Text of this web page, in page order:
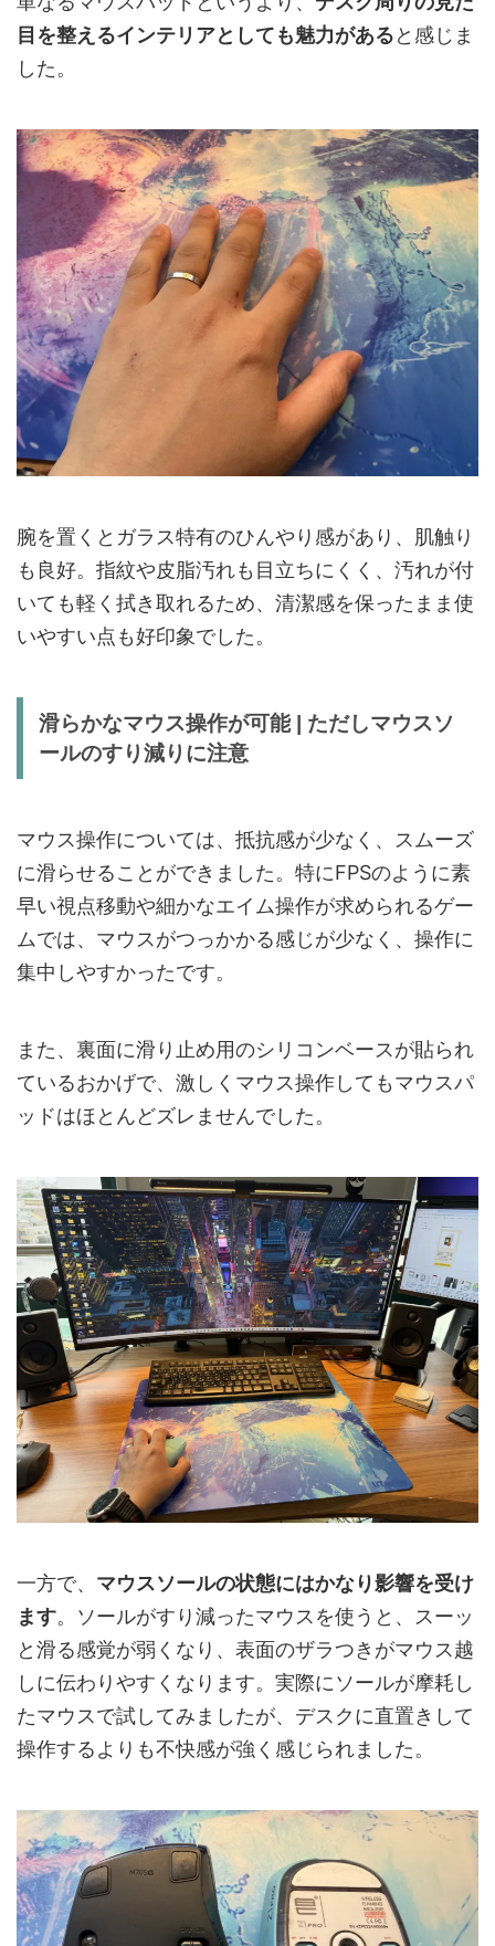
目を整えるインテリアとしても魅力があると感じま
した。
腕を置くとガラス特有のひんやり感があり、肌触り
も良好。指紋や皮脂汚れも目立ちにくく、汚れが付
いても軽く拭き取れるため、清潔感を保ったまま使
いやすい点も好印象でした。
滑らかなマウス操作が可能 | ただしマウスソ
ールのすり減りに注意
マウス操作については、抵抗感が少なく、スムーズ
に滑らせることができました。特にFPSのように素
早い視点移動や細かなエイム操作が求められるゲー
ムでは、マウスがつっかかる感じが少なく、操作に
集中しやすかったです。
また、裏面に滑り止め用のシリコンベースが貼られ
ているおかげで、激しくマウス操作してもマウスパ
ッドはほとんどズレませんでした。
一方で、 マウスソールの状態にはかなり影響を受け
ます。ソールがすり減ったマウスを使うと、スーッ
と滑る感覚が弱くなり、表面のザラつきがマウス越
しに伝わりやすくなります。実際にソールが摩耗し
たマウスで試してみましたが、デスクに直置きして
操作するよりも不快感が強く感じられました。